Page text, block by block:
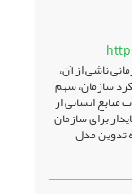
ناشی از آن،
سازمان، سهم
منابع انسانی از
برای سازمان
تدوین مدل